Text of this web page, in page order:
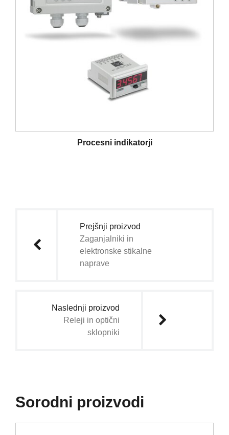
Procesni indikatorji
prispevkaPrejšnji proizvod
Zaganjalniki in
elektronske stikalne
naprave
Naslednji proizvod
Releji in optični
sklopniki
Sorodni proizvodi